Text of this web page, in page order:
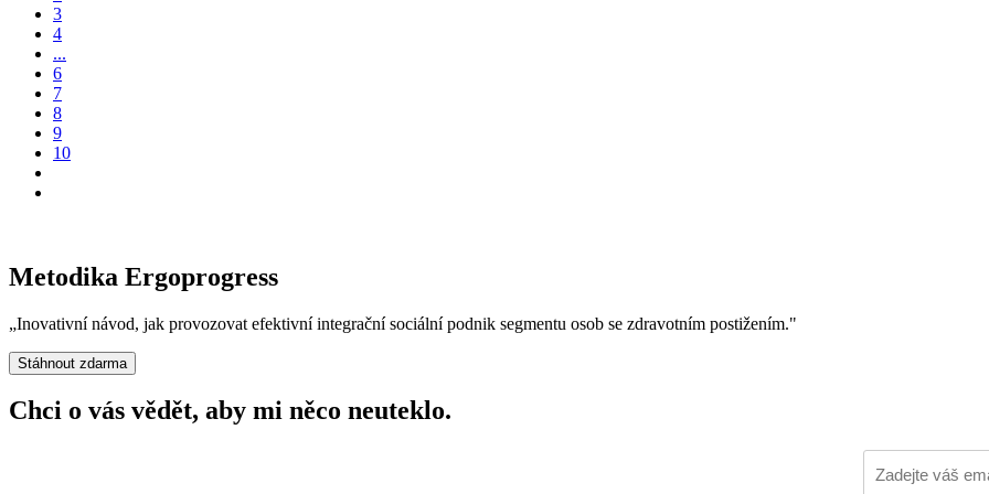
3
4
...
6
7
8
9
10
Metodika Ergoprogress
„Inovativní návod, jak provozovat efektivní integrační sociální podnik segmentu osob se zdravotním postižením."
Stáhnout zdarma
Chci o vás vědět, aby mi něco neuteklo.